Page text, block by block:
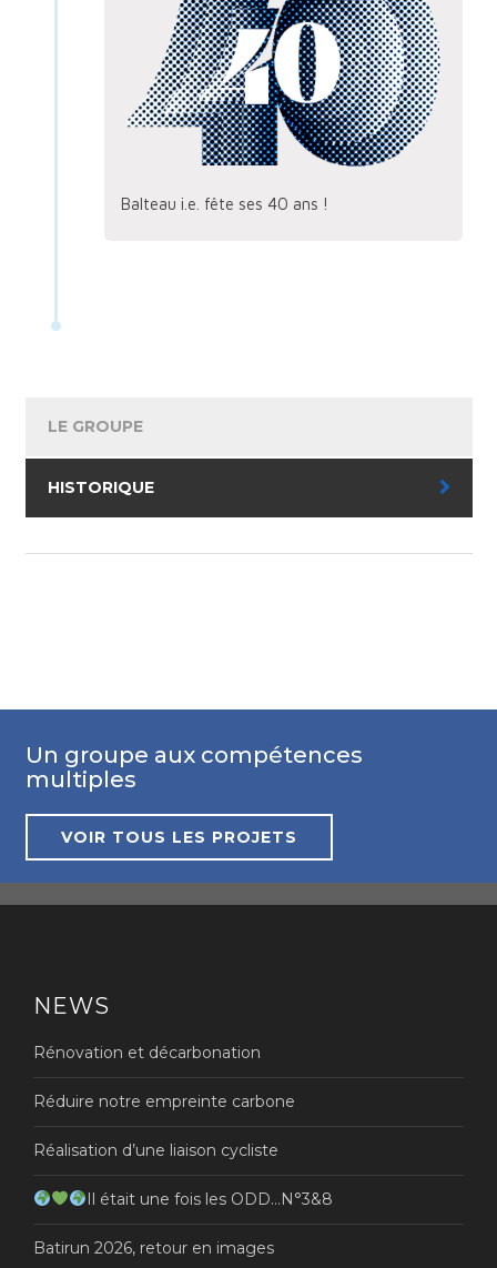
Balteau i.e. fête ses 40 ans !
LE GROUPE
HISTORIQUE
Un groupe aux compétences
multiples
VOIR TOUS LES PROJETS
NEWS
Rénovation et décarbonation
Réduire notre empreinte carbone
Réalisation d’une liaison cycliste
Il était une fois les ODD…N°3&8
Batirun 2026, retour en images